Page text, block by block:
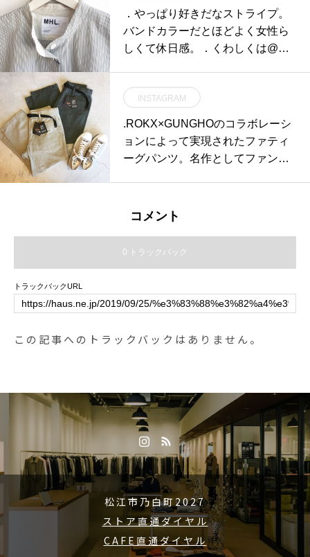
gramはこちらからどうぞ↓@haus_
flower .#corsage#denim#紫陽花#
コサージュ#コサージ#hausmatsu
．やっぱり好きだなストライプ。
バンドカラーだとほどよく女性ら
しくて休日感。．くわしくは@ha
heersucker#hausmatsue #島根#松
江
INSTAGRAM
.ROKX×GUNGHOのコラボレーシ
ョンによって実現されたファティ
ーグパンツ。名作としてファンに
トなどROKXのエッセンスが組み
バランスで調和された見事な逸
品、是非店頭へご覧にお越しくだ
島根カフェ #松江 #島根 #山陰
コメント
0 トラックバック
トラックバックURL
この記事へのトラックバックはありません。
松江市乃白町2027
ストア直通ダイヤル
CAFE直通ダイヤル